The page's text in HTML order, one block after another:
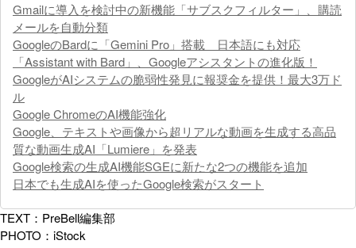
Gmailに導入を検討中の新機能「サブスクフィルター」、購読
メールを自動分類
GoogleのBardに「Gemini Pro」搭載 日本語にも対応
「Assistant with Bard」、Googleアシスタントの進化版！
GoogleがAIシステムの脆弱性発見に報奨金を提供！最大3万ド
ル
Google ChromeのAI機能強化
Google、テキストや画像から超リアルな動画を生成する高品
質な動画生成AI「Lumiere」を発表
Google検索の生成AI機能SGEに新たな2つの機能を追加
日本でも生成AIを使ったGoogle検索がスタート
TEXT：PreBell編集部
PHOTO：iStock